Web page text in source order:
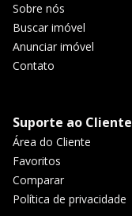
Sobre nós
Buscar imóvel
Anunciar imóvel
Contato
Suporte ao Cliente
Área do Cliente
Favoritos
Comparar
Política de privacidade